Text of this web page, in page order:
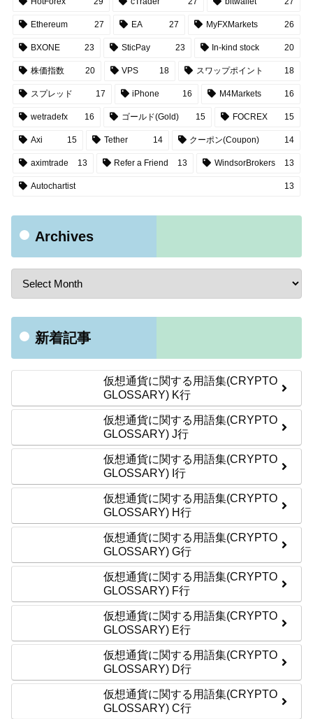
Ethereum 27 EA 27 MyFXMarkets 26
BXONE 23 SticPay 23 In-kind stock 20
株価指数 20 VPS 18 スワップポイント 18
スプレッド 17 iPhone 16 M4Markets 16
wetradefx 16 ゴールド(Gold) 15 FOCREX 15
Axi 15 Tether 14 クーポン(Coupon) 14
aximtrade 13 Refer a Friend 13 WindsorBrokers 13
Autochartist 13
Archives
新着記事
仮想通貨に関する用語集(CRYPTO
GLOSSARY) K行
仮想通貨に関する用語集(CRYPTO
GLOSSARY) J行
仮想通貨に関する用語集(CRYPTO
GLOSSARY) I行
仮想通貨に関する用語集(CRYPTO
GLOSSARY) H行
仮想通貨に関する用語集(CRYPTO
GLOSSARY) G行
仮想通貨に関する用語集(CRYPTO
GLOSSARY) F行
仮想通貨に関する用語集(CRYPTO
GLOSSARY) E行
仮想通貨に関する用語集(CRYPTO
GLOSSARY) D行
仮想通貨に関する用語集(CRYPTO
GLOSSARY) C行